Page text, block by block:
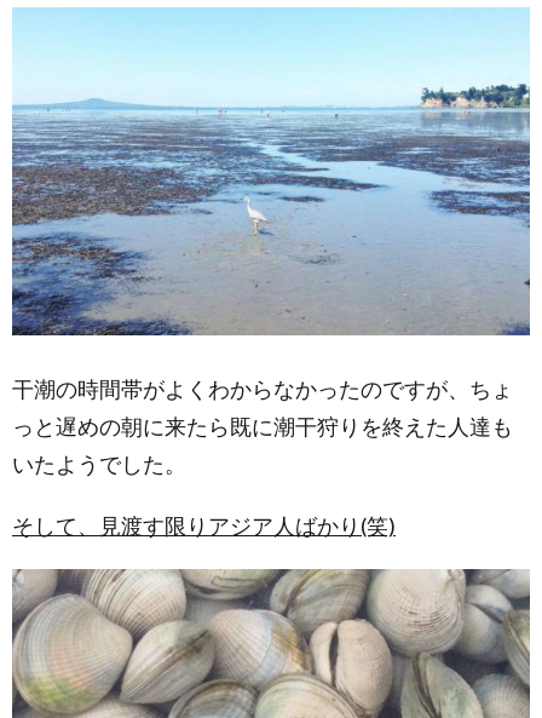
干潮の時間帯がよくわからなかったのですが、ちょ
っと遅めの朝に来たら既に潮干狩りを終えた人達も
いたようでした。
そして、見渡す限りアジア人ばかり(笑)